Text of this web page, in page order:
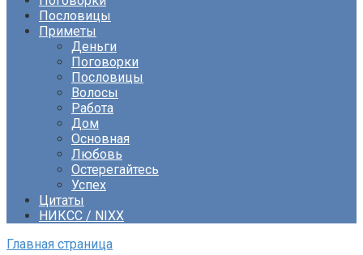
Пословицы
Приметы
Деньги
Поговорки
Пословицы
Волосы
Работа
Дом
Основная
Любовь
Остерегайтесь
Успех
Цитаты
НИКСС / NIXX
Главная страница